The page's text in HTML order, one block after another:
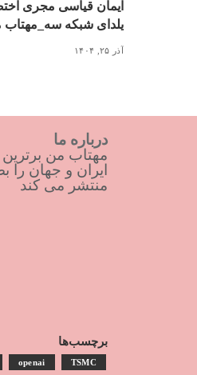
ایمان قیاسی مجری
یلدای شبکه سه_مهتاب
آذر ۲۵, ۱۴۰۴
درباره ما
مهتاب من برترین
ایران و جهان
منتشر می کند
برچسب‌ها
openai TSMC